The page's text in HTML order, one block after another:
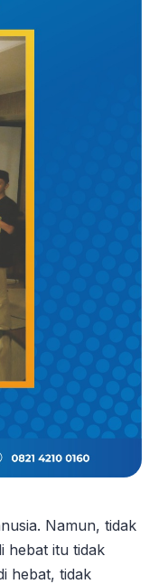
Namun, tidak
hebat itu tidak
hebat, tidak